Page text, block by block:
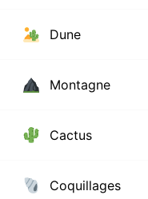
Dune
Montagne
Cactus
Coquillages